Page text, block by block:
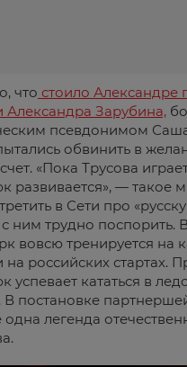
что стоило Александре
Александра Зарубина,
псевдонимом
обвинить в
«Пока Трусова
развивается», — такое
в Сети про
ним трудно поспорить.
вовсю тренируется на
на российских стартах.
успевает кататься в
В постановке
одна легенда